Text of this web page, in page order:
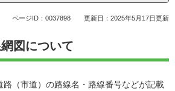
ページID：0037898 更新日：2025年5月17日更新
図について
（市道）の路線名・路線番号などが記載